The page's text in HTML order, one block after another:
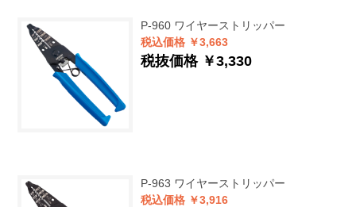
P-960 ワイヤーストリッパー
税込価格 ￥3,663
税抜価格 ￥3,330
P-963 ワイヤーストリッパー
税込価格 ￥3,916